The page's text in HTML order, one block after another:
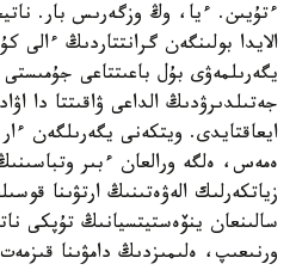
ءتۇيىن. ءيا، وڭ وزگەرىس بار.
الايدا بولىنگەن گرانتتاردىڭ ءالى
يگەرىلمەۋى بۇل باعىتتاعى جۇمىستى
جەتىلدىرۋدىڭ الداعى ۋاقىتتا دا
ايعاقتايدى. ويتكەنى يگەرىلگەن
ەمەس، ەلگە ورالعان ءبىر
زياتكەرلىك الەۋەتىنىڭ ارتۋىنا
سالىنعان ينۆەستيتسيانىڭ تۇپكى
ورنىعىپ، ەلىمىزدىڭ دامۋىنا